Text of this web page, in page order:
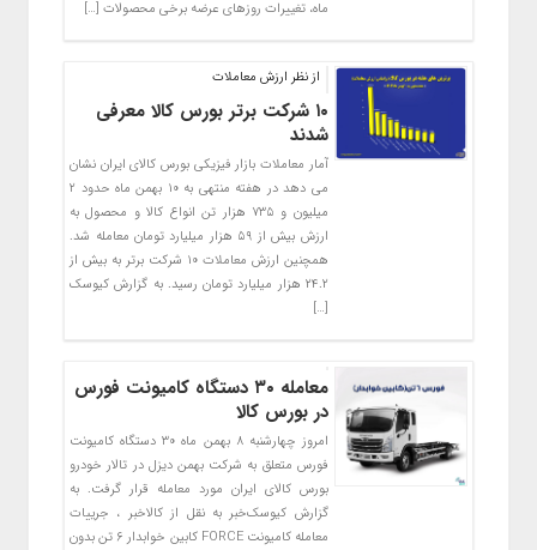
ماه، تغییرات روزهای عرضه برخی محصولات […]
از نظر ارزش معاملات
۱۰ شرکت برتر بورس کالا معرفی
شدند
آمار معاملات بازار فیزیکی بورس کالای ایران نشان
می دهد در هفته منتهی به ۱۰ بهمن ماه حدود ۲
میلیون و ۷۳۵ هزار تن انواع کالا و محصول به
ارزش بیش از ۵۹ هزار میلیارد تومان معامله شد.
همچنین ارزش معاملات ۱۰ شرکت برتر به بیش از
۲۴.۲ هزار میلیارد تومان رسید. به گزارش کیوسک
[…]
معامله ۳۰ دستگاه کامیونت فورس
در بورس کالا
امروز چهارشنبه ۸ بهمن ماه ۳۰ دستگاه کامیونت
فورس متعلق به شرکت بهمن دیزل در تالار خودرو
بورس کالای ایران مورد معامله قرار گرفت. به
گزارش کیوسک‌خبر به نقل از کالاخبر ، جرییات
معامله کامیونت FORCE کابین خوابدار ۶ تن بدون